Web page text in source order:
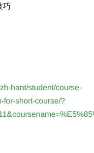
巧
hant/student/course-
for-short-course/?